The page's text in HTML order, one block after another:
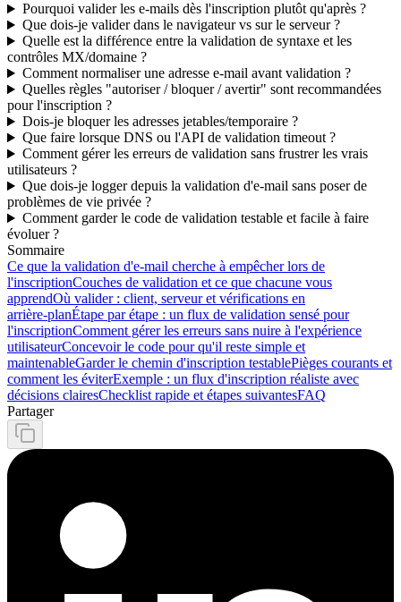
Pourquoi valider les e-mails dès l'inscription plutôt qu'après ?
Que dois-je valider dans le navigateur vs sur le serveur ?
Quelle est la différence entre la validation de syntaxe et les
contrôles MX/domaine ?
Comment normaliser une adresse e‑mail avant validation ?
Quelles règles "autoriser / bloquer / avertir" sont recommandées
pour l'inscription ?
Dois‑je bloquer les adresses jetables/temporaire ?
Que faire lorsque DNS ou l'API de validation timeout ?
Comment gérer les erreurs de validation sans frustrer les vrais
utilisateurs ?
Que dois‑je logger depuis la validation d'e‑mail sans poser de
problèmes de vie privée ?
Comment garder le code de validation testable et facile à faire
évoluer ?
Sommaire
Ce que la validation d'e‑mail cherche à empêcher lors de
l'inscriptionCouches de validation et ce que chacune vous
apprendOù valider : client, serveur et vérifications en
arrière‑planÉtape par étape : un flux de validation sensé pour
l'inscriptionComment gérer les erreurs sans nuire à l'expérience
utilisateurConcevoir le code pour qu'il reste simple et
maintenableGarder le chemin d'inscription testablePièges courants et
comment les éviterExemple : un flux d'inscription réaliste avec
décisions clairesChecklist rapide et étapes suivantesFAQ
Partager